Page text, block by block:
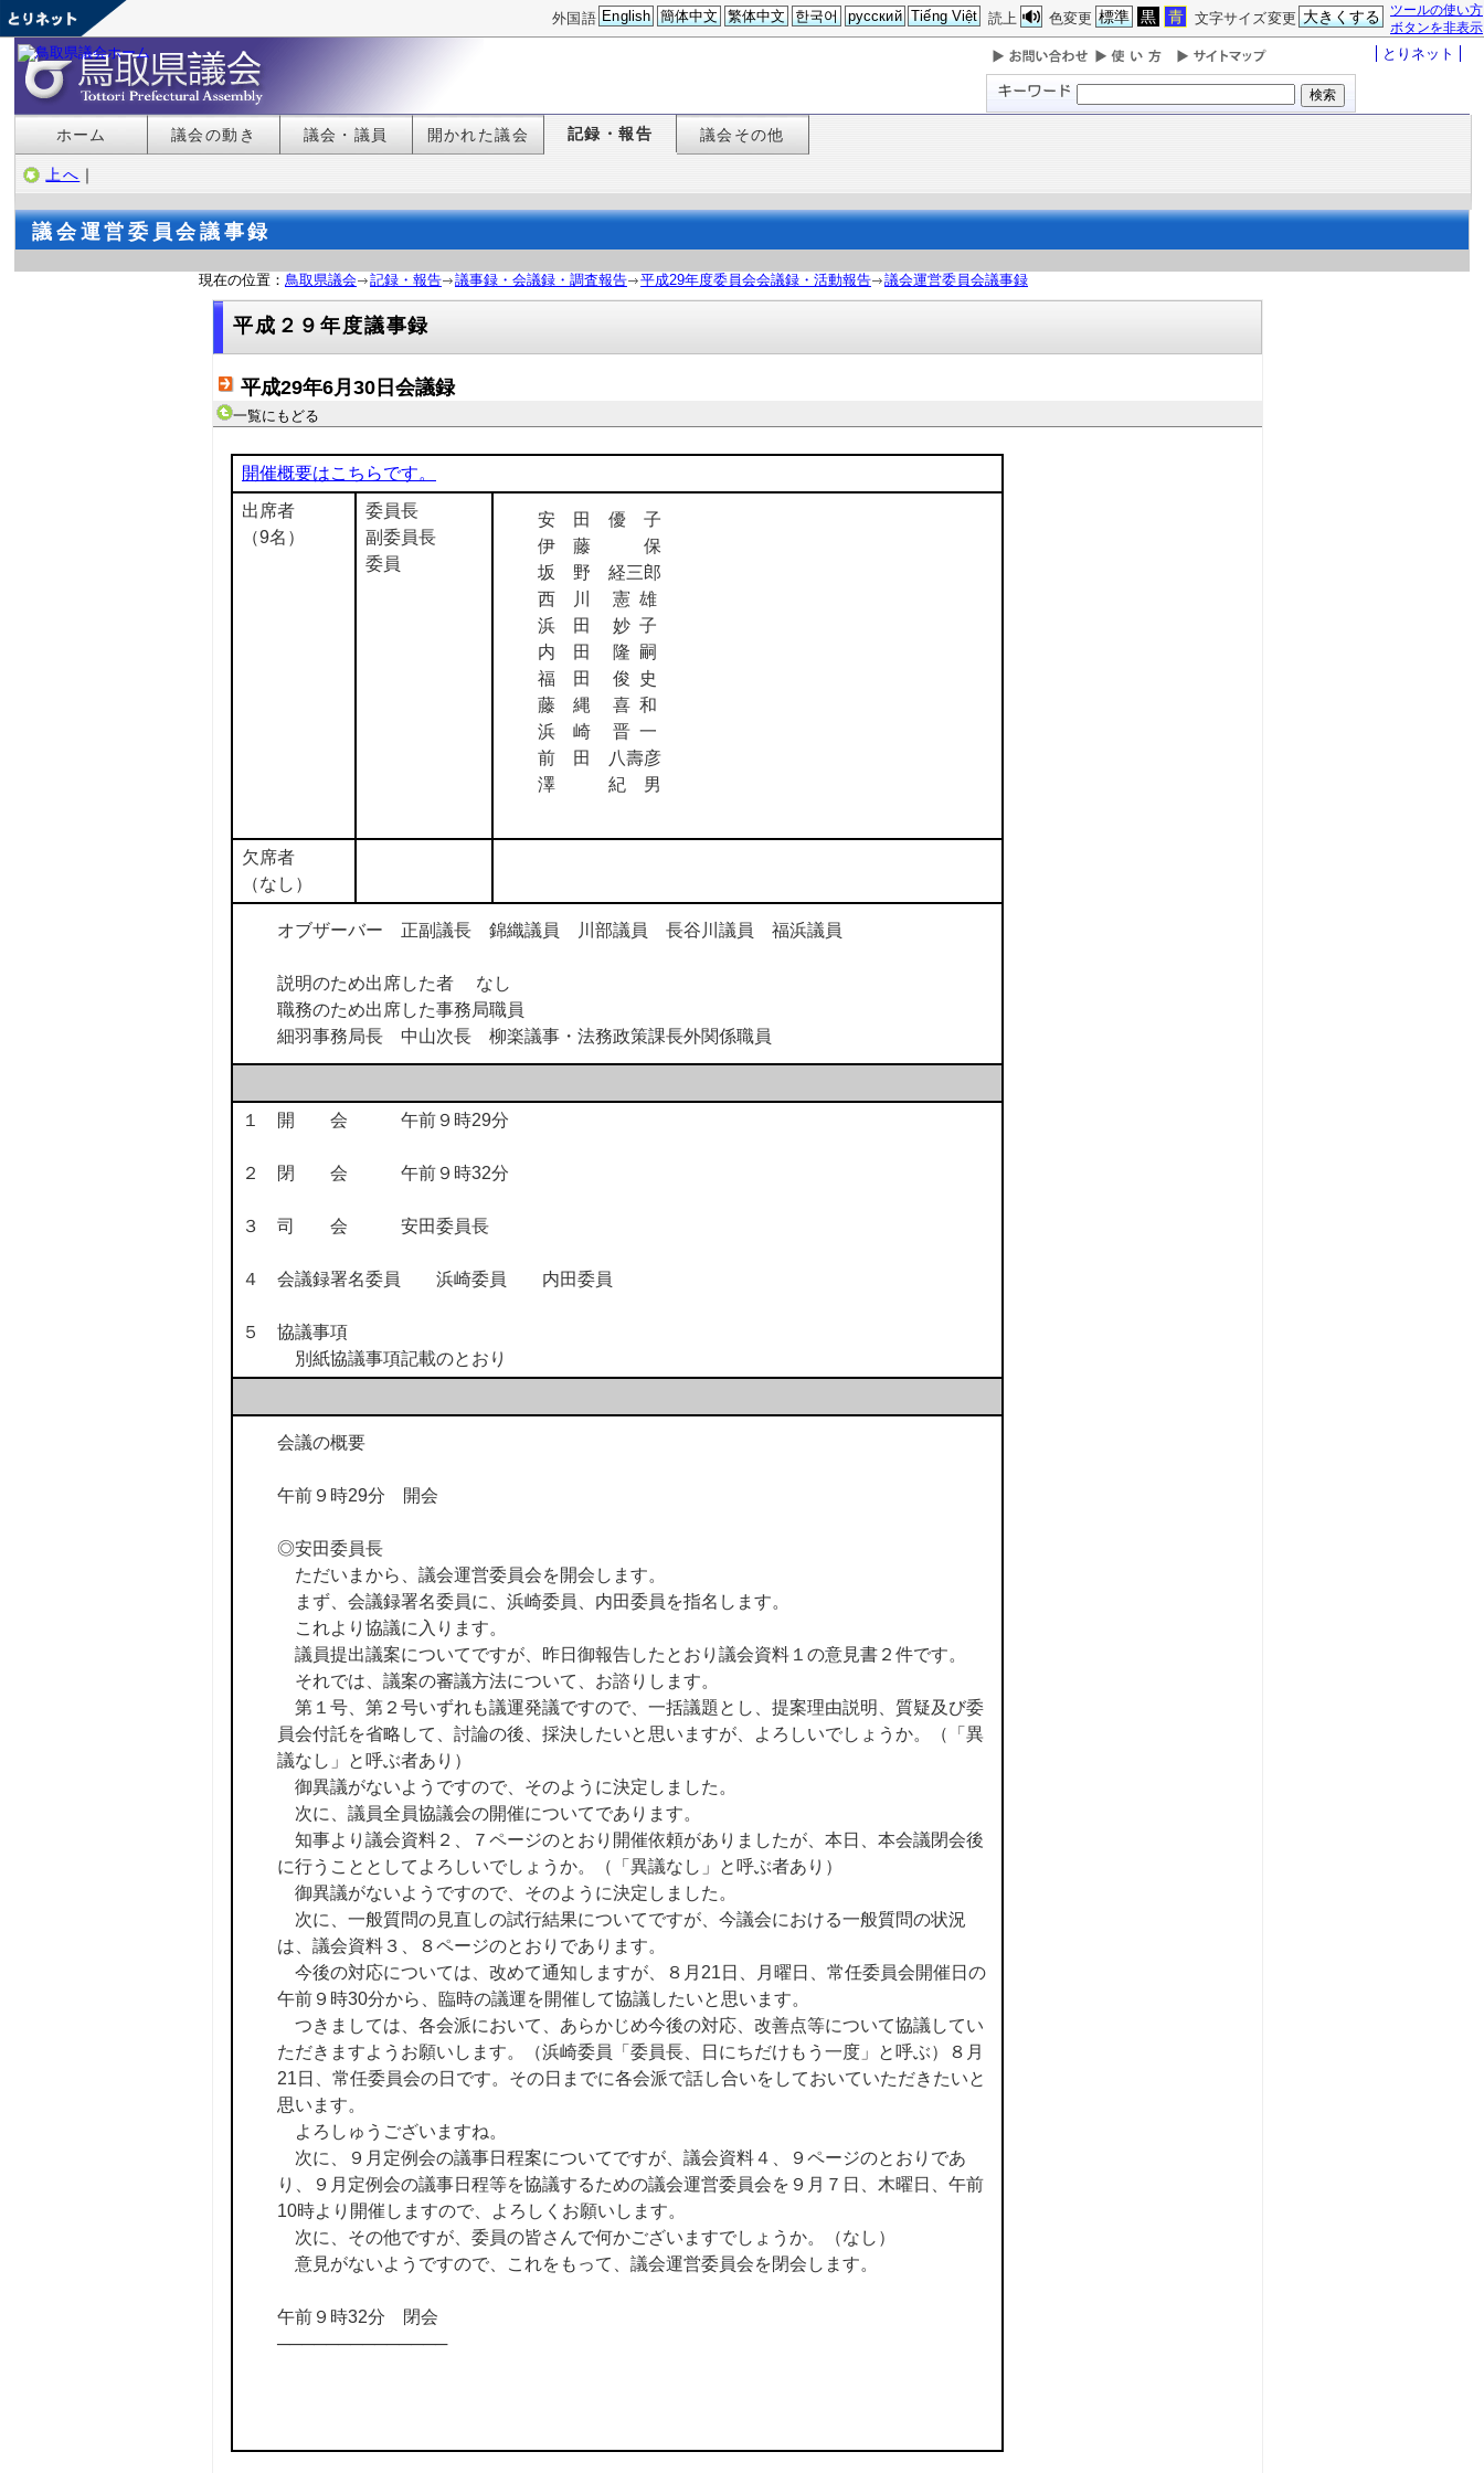
ツールの使い方
ボタンを非表示
文字サイズ変更 大きくする
色変更 標準 黒 青
読上
外国語 English 簡体中文 繁体中文 한국어 русский Tiếng Việt
とりネット
ホーム 議会の動き 議会・議員 開かれた議会 記録・報告 議会その他
上へ ｜
議会運営委員会議事録
現在の位置： 鳥取県議会 記録・報告 議事録・会議録・調査報告 平成29年度委員会会議録・活動報告 議会運営委員会議事録
平成２９年度議事録
平成29年6月30日会議録
一覧にもどる
開催概要はこちらです。
出席者
（9名）
委員長
副委員長
委員
安 田 優 子
伊 藤 保
坂 野 経三郎
西 川 憲 雄
浜 田 妙 子
内 田 隆 嗣
福 田 俊 史
藤 縄 喜 和
浜 崎 晋 一
前 田 八壽彦
澤 紀 男
欠席者
（なし）
オブザーバー 正副議長 錦織議員 川部議員 長谷川議員 福浜議員
説明のため出席した者 なし
職務のため出席した事務局職員
細羽事務局長 中山次長 柳楽議事・法務政策課長外関係職員
１ 開 会 午前９時29分
２ 閉 会 午前９時32分
３ 司 会 安田委員長
４ 会議録署名委員 浜崎委員 内田委員
５ 協議事項
別紙協議事項記載のとおり
会議の概要
午前９時29分 開会
◎安田委員長
ただいまから、議会運営委員会を開会します。
まず、会議録署名委員に、浜崎委員、内田委員を指名します。
これより協議に入ります。
議員提出議案についてですが、昨日御報告したとおり議会資料１の意見書２件です。
それでは、議案の審議方法について、お諮りします。
第１号、第２号いずれも議運発議ですので、一括議題とし、提案理由説明、質疑及び委
員会付託を省略して、討論の後、採決したいと思いますが、よろしいでしょうか。（「異
議なし」と呼ぶ者あり）
御異議がないようですので、そのように決定しました。
次に、議員全員協議会の開催についてであります。
知事より議会資料２、７ページのとおり開催依頼がありましたが、本日、本会議閉会後
に行うこととしてよろしいでしょうか。（「異議なし」と呼ぶ者あり）
御異議がないようですので、そのように決定しました。
次に、一般質問の見直しの試行結果についてですが、今議会における一般質問の状況
は、議会資料３、８ページのとおりであります。
今後の対応については、改めて通知しますが、８月21日、月曜日、常任委員会開催日の
午前９時30分から、臨時の議運を開催して協議したいと思います。
つきましては、各会派において、あらかじめ今後の対応、改善点等について協議してい
ただきますようお願いします。（浜崎委員「委員長、日にちだけもう一度」と呼ぶ）８月
21日、常任委員会の日です。その日までに各会派で話し合いをしておいていただきたいと
思います。
よろしゅうございますね。
次に、９月定例会の議事日程案についてですが、議会資料４、９ページのとおりであ
り、９月定例会の議事日程等を協議するための議会運営委員会を９月７日、木曜日、午前
10時より開催しますので、よろしくお願いします。
次に、その他ですが、委員の皆さんで何かございますでしょうか。（なし）
意見がないようですので、これをもって、議会運営委員会を閉会します。
午前９時32分 閉会
──────────────